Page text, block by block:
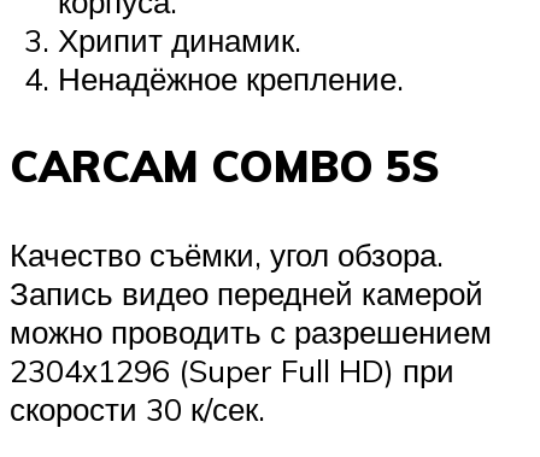
Хрипит динамик.
Ненадёжное крепление.
CARCAM COMBO 5S
Качество съёмки, угол обзора.
Запись видео передней камерой
можно проводить с разрешением
2304х1296 (Super Full HD) при
скорости 30 к/сек.